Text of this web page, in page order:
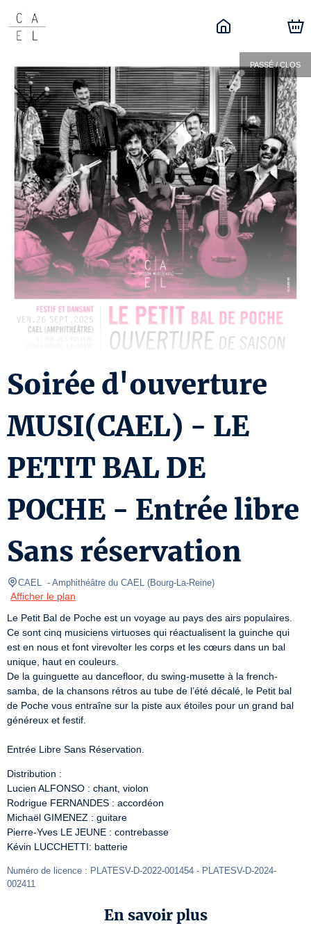
PASSÉ / CLOS
Soirée d'ouverture
MUSI(CAEL) - LE
PETIT BAL DE
POCHE - Entrée libre
Sans réservation
CAEL - Amphithéâtre du CAEL (Bourg-La-Reine)
Afficher le plan
Le Petit Bal de Poche est un voyage au pays des airs populaires.
Ce sont cinq musiciens virtuoses qui réactualisent la guinche qui
est en nous et font virevolter les corps et les cœurs dans un bal
unique, haut en couleurs.
De la guinguette au dancefloor, du swing-musette à la french-
samba, de la chansons rétros au tube de l’été décalé, le Petit bal
de Poche vous entraîne sur la piste aux étoiles pour un grand bal
généreux et festif.
Entrée Libre Sans Réservation.
Distribution :
Lucien ALFONSO : chant, violon
Rodrigue FERNANDES : accordéon
Michaël GIMENEZ : guitare
Pierre-Yves LE JEUNE : contrebasse
Kévin LUCCHETTI: batterie
Numéro de licence : PLATESV-D-2022-001454 - PLATESV-D-2024-
002411
En savoir plus